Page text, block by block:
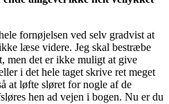
fornøjelsen ved selv gradvist at
læse videre. Jeg skal bestræbe
men det er ikke muligt at give
i det hele taget skrive ret meget
at løfte sløret for nogle af de
hen ad vejen i bogen. Nu er du